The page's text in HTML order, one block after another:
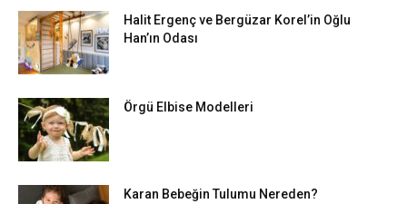
Halit Ergenç ve Bergüzar Korel’in Oğlu
Han’ın Odası
Örgü Elbise Modelleri
Karan Bebeğin Tulumu Nereden?